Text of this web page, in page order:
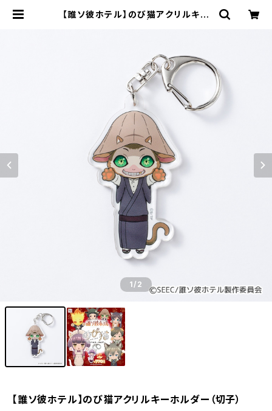
【誰ソ彼ホテル】のび猫アクリルキー
1/2
【誰ソ彼ホテル】のび猫アクリルキーホルダー（切子）